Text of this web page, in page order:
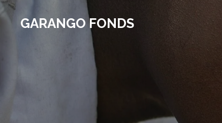
Ga
directGARANGO FONDS